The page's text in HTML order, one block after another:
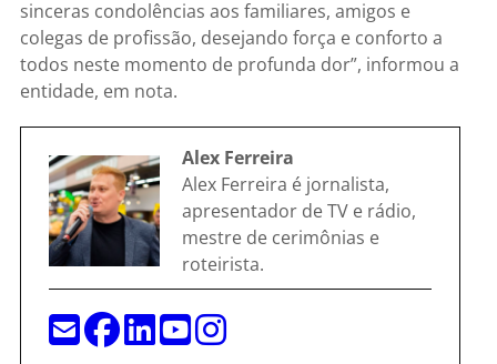
sinceras condolências aos familiares, amigos e
colegas de profissão, desejando força e conforto a
todos neste momento de profunda dor”, informou a
entidade, em nota.
Alex Ferreira
Alex Ferreira é jornalista,
apresentador de TV e rádio,
mestre de cerimônias e
roteirista.